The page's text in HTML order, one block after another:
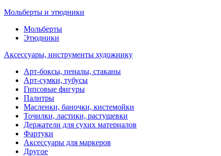
Мольберты и этюдники
Мольберты
Этюдники
Аксессуары, инструменты художнику
Арт-боксы, пеналы, стаканы
Арт-сумки, тубусы
Гипсовые фигуры
Палитры
Масленки, баночки, кистемойки
Точилки, ластики, растушевки
Держатели для сухих материалов
Фартуки
Аксессуары для маркеров
Другое